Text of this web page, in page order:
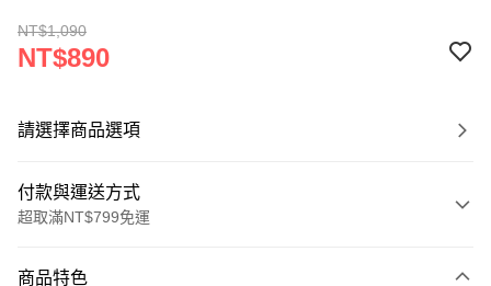
NT$1,090
NT$890
請選擇商品選項
付款與運送方式
超取滿NT$799免運
商品特色